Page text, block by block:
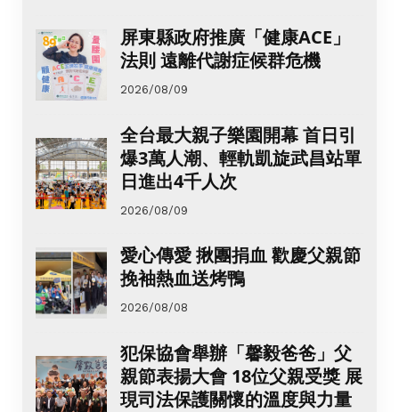
屏東縣政府推廣「健康ACE」
法則 遠離代謝症候群危機
2026/08/09
全台最大親子樂園開幕 首日引
爆3萬人潮、輕軌凱旋武昌站單
日進出4千人次
2026/08/09
愛心傳愛 揪團捐血 歡慶父親節
挽袖熱血送烤鴨
2026/08/08
犯保協會舉辦「馨毅爸爸」父
親節表揚大會 18位父親受獎 展
現司法保護關懷的溫度與力量